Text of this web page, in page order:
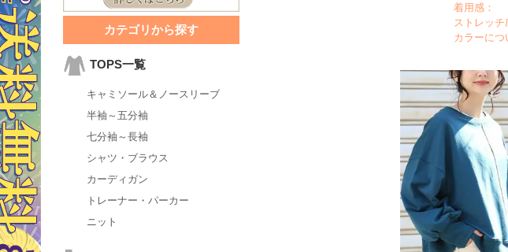
カテゴリから探す
TOPS一覧
キャミソール＆ノースリーブ
半袖～五分袖
七分袖～長袖
シャツ・ブラウス
カーディガン
トレーナー・パーカー
ニット
着用感：
ストレッチ
カラーにつ